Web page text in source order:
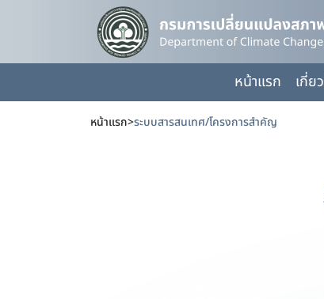
หน้าแรก เกี่ย
หน้าแรก>ระบบสารสนเทศ/โครงการสำคัญ